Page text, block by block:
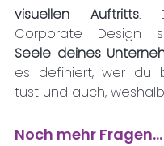
visuellen Auftritts.
Seele deines
es definiert, wer du
tust und auch,
Noch mehr Fragen…